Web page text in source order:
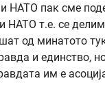
и НАТО пак сме
НАТО т.е. се
од минатото
и единство,
им е